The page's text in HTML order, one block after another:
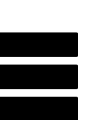
COMPATIBLE